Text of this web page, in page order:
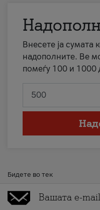
Внесете ја сумата
надополните. Ве
помеѓу 100 и 1000
Бидете во тек